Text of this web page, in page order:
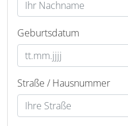
Geburtsdatum
Straße / Hausnummer